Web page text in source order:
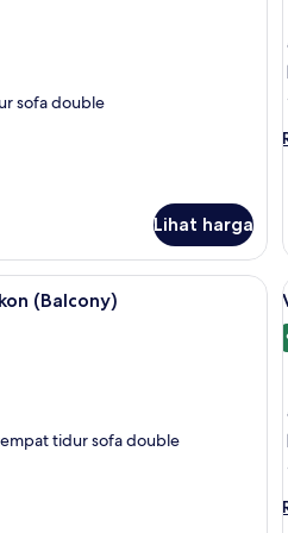
sofa double
Lihat harga
2
55-inci dengan saluran TV kabel, TV,
Televisi plasma 55-inci dengan
(Balcony)
tidur sofa double